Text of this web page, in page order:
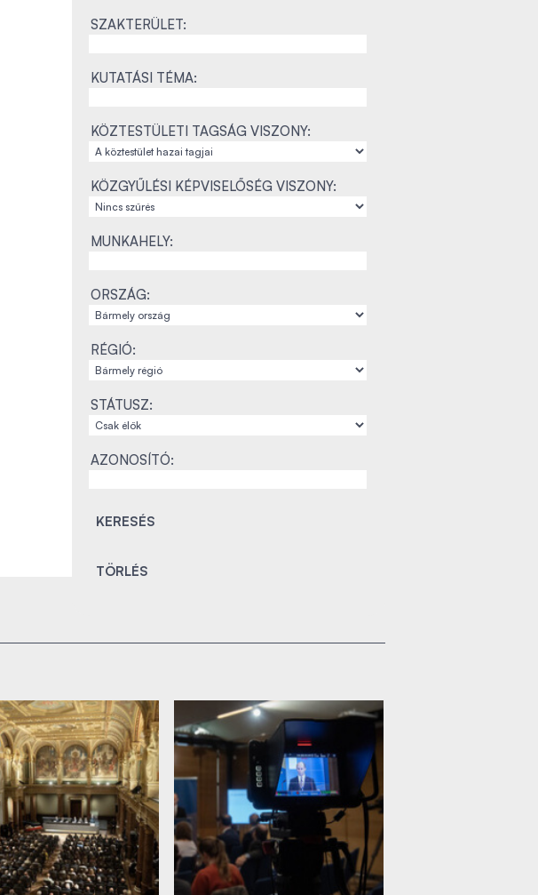
SZAKTERÜLET:
KUTATÁSI TÉMA:
KÖZTESTÜLETI TAGSÁG VISZONY:
KÖZGYŰLÉSI KÉPVISELŐSÉG VISZONY:
MUNKAHELY:
ORSZÁG:
RÉGIÓ:
STÁTUSZ:
AZONOSÍTÓ: